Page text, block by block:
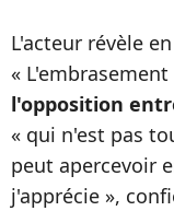
L'acteur révèle
«
l'opposition
« qui n'est pas
peut apercevoir
j'apprécie »,